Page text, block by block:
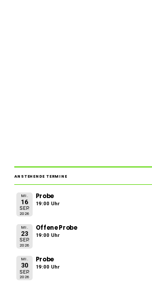
ANSTEHENDE TERMINE
MI.
16
SEP.
2026
Probe
19:00 Uhr
MI.
23
SEP.
2026
Offene Probe
19:00 Uhr
MI.
30
SEP.
2026
Probe
19:00 Uhr